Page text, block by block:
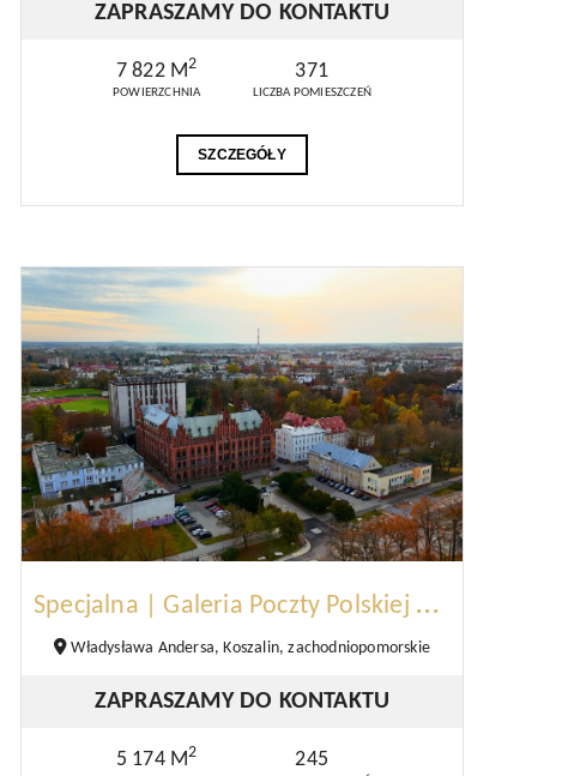
ZAPRASZAMY DO KONTAKTU
7 822 M2
POWIERZCHNIA
371
LICZBA POMIESZCZEŃ
SZCZEGÓŁY
S
pecjalna | Galeria Poczty Polskiej | Koszalin
Władysława Andersa, Koszalin, zachodniopomorskie
ZAPRASZAMY DO KONTAKTU
5 174 M2 245